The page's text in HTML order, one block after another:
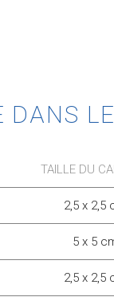
DANS
TAILLE DU
2,5 x 2,5
5 x 5
2,5 x 2,5